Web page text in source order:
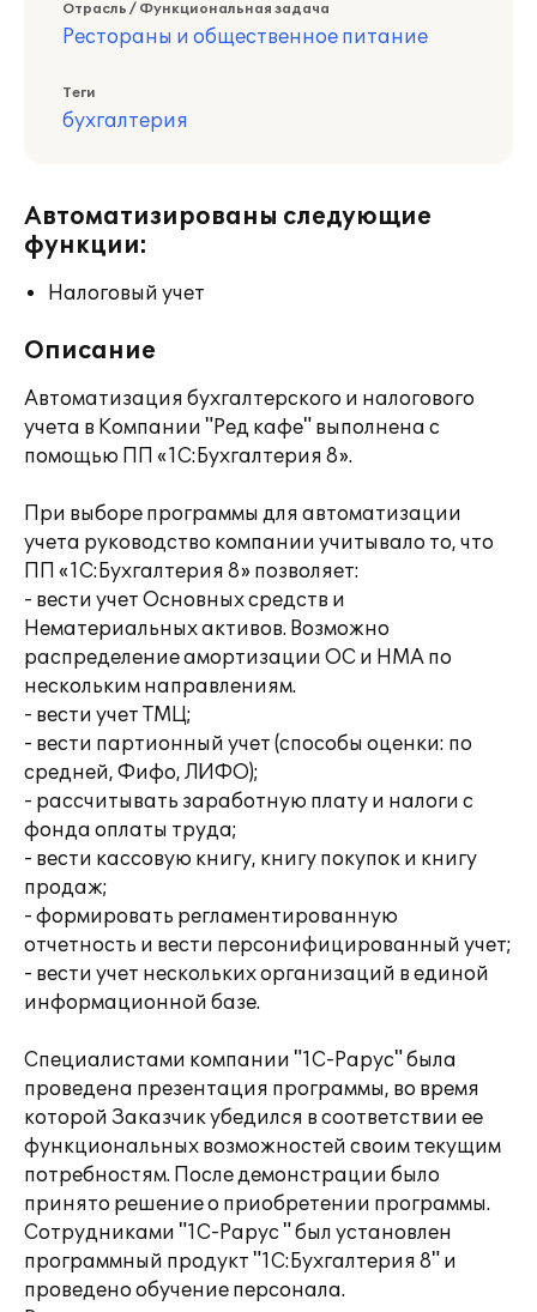
Отрасль / Функциональная задача
Рестораны и общественное питание
Теги
бухгалтерия
Автоматизированы следующие
функции:
Налоговый учет
Описание
Автоматизация бухгалтерского и налогового
учета в Компании "Ред кафе" выполнена с
помощью ПП «1С:Бухгалтерия 8».
При выборе программы для автоматизации
учета руководство компании учитывало то, что
ПП «1С:Бухгалтерия 8» позволяет:
- вести учет Основных средств и
Нематериальных активов. Возможно
распределение амортизации ОС и НМА по
нескольким направлениям.
- вести учет ТМЦ;
- вести партионный учет (способы оценки: по
средней, Фифо, ЛИФО);
- рассчитывать заработную плату и налоги с
фонда оплаты труда;
- вести кассовую книгу, книгу покупок и книгу
продаж;
- формировать регламентированную
отчетность и вести персонифицированный учет;
- вести учет нескольких организаций в единой
информационной базе.
Специалистами компании "1С-Рарус" была
проведена презентация программы, во время
которой Заказчик убедился в соответствии ее
функциональных возможностей своим текущим
потребностям. После демонстрации было
принято решение о приобретении программы.
Сотрудниками "1С-Рарус " был установлен
программный продукт "1С:Бухгалтерия 8" и
проведено обучение персонала.